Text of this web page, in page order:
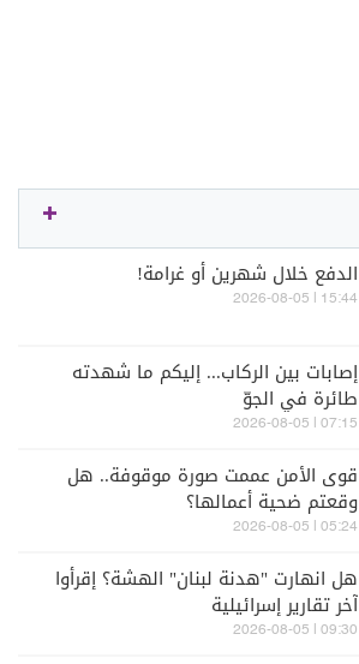
الدفع خلال شهرين أو غرامة!
15:44 | 2026-08-05
إصابات بين الركاب... إليكم ما شهدته
طائرة في الجوّ
07:15 | 2026-08-05
قوى الأمن عممت صورة موقوفة.. هل
وقعتم ضحية أعمالها؟
05:24 | 2026-08-05
هل انهارت "هدنة لبنان" الهشة؟ إقرأوا
آخر تقارير إسرائيلية
09:30 | 2026-08-05